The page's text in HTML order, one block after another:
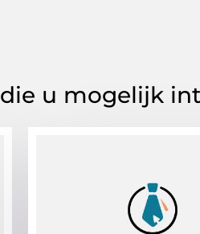
die u mogelijk